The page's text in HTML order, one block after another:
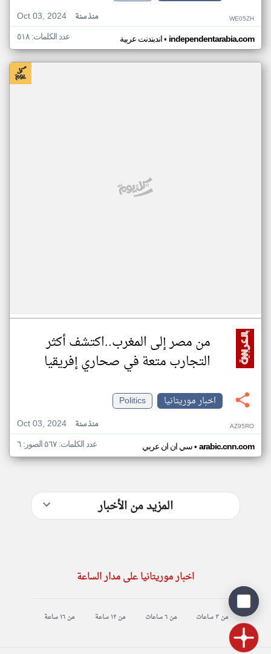
Oct 03, 2024
منذ سنة WE05ZH
اندبندنت عربية• independentarabia.com عدد الكلمات: ٥١٨
من مصر إلى المغرب..اكتشف أكثر
التجارب متعة في صحاري إفريقيا
اخبار موريتانيا
Politics
Oct 03, 2024
منذ سنة AZ95RO
سي ان ان عربي• arabic.cnn.com عدد الكلمات: ٥٦٧ الصور: ٦
المزيد من الأخبار
اخبار موريتانيا على مدار الساعة
من ٣ ساعات من ٦ ساعات من ١٢ ساعة من ١٦ ساعة